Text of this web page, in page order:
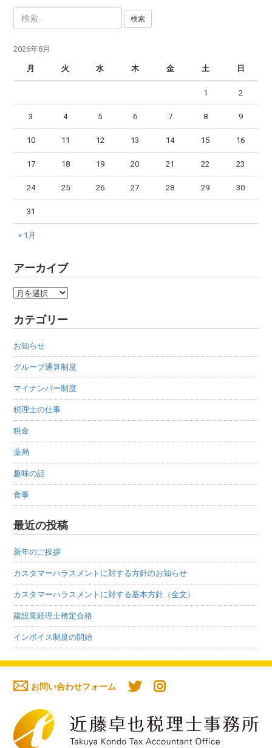
検
索
:2026年8月
月 火 水 木 金 土 日
« 1月
1 2
3 4 5 6 7 8 9
10 11 12 13 14 15 16
17 18 19 20 21 22 23
24 25 26 27 28 29 30
31
アーカイブ
ア
カ
ブ
カテゴリー
お知らせ
グループ通算制度
マイナンバー制度
税理士の仕事
税金
薬局
趣味の話
食事
最近の投稿
新年のご挨拶
カスタマーハラスメントに対する方針のお知らせ
カスタマーハラスメントに対する基本方針（全文）
建設業経理士検定合格
インボイス制度の開始
お問い合わせフォーム